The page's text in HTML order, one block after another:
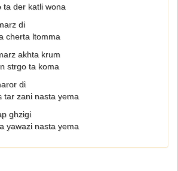
ta der katli wona
di
cherta ltomma
akhta krum
strgo ta koma
di
tar zani nasta yema
ghzigi
yawazi nasta yema